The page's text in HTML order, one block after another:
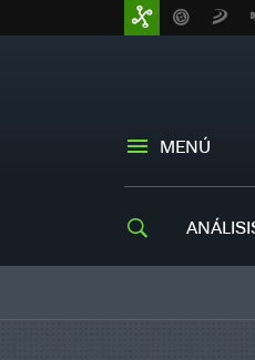
MENÚ